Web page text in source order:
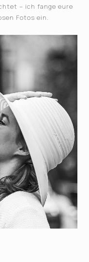
– ich fange eure
Fotos ein.